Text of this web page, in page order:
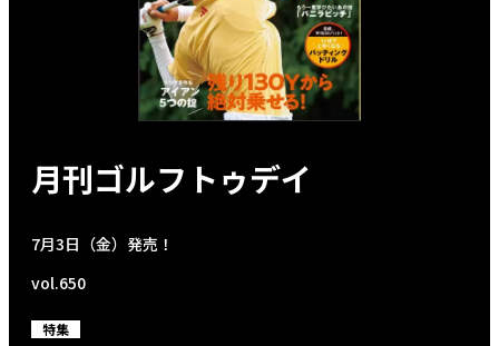
月刊ゴルフトゥデイ
7月3日（金）発売！
vol.650
特集